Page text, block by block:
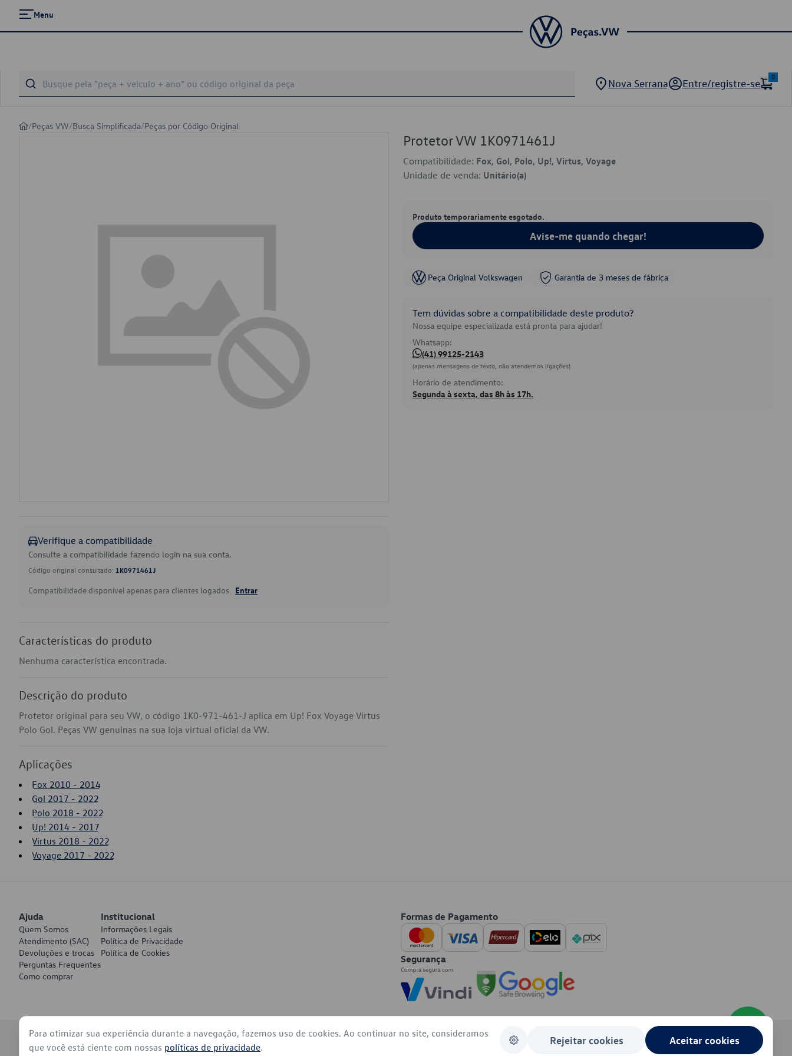
Menu
Nova Serrana Entre/registre-se
0
/Peças VW/Busca Simplificada/Peças por Código Original
Verifique a compatibilidade
Consulte a compatibilidade fazendo login na sua conta.
Código original consultado: 1K0971461J
Compatibilidade disponível apenas para clientes logados. Entrar
Características do produto
Nenhuma característica encontrada.
Descrição do produto
Protetor original para seu VW, o código 1K0-971-461-J aplica em Up! Fox Voyage Virtus
Polo Gol. Peças VW genuínas na sua loja virtual oficial da VW.
Aplicações
Fox 2010 - 2014
Gol 2017 - 2022
Polo 2018 - 2022
Up! 2014 - 2017
Virtus 2018 - 2022
Voyage 2017 - 2022
Protetor VW 1K0971461J
Compatibilidade: Fox, Gol, Polo, Up!, Virtus, Voyage
Unidade de venda: Unitário(a)
Produto temporariamente esgotado.
Avise-me quando chegar!
Peça Original Volkswagen Garantia de 3 meses de fábrica
Tem dúvidas sobre a compatibilidade deste produto?
Nossa equipe especializada está pronta para ajudar!
Whatsapp:
(41) 99125-2143
(apenas mensagens de texto, não atendemos ligações)
Horário de atendimento:
Segunda à sexta, das 8h às 17h.
Ajuda
Quem Somos
Atendimento (SAC)
Devoluções e trocas
Perguntas Frequentes
Como comprar
Institucional
Informações Legais
Política de Privacidade
Política de Cookies
Formas de Pagamento
Segurança
© 2026 - Volkswagen do Brasil - Todos os direitos reservados
Para otimizar sua experiência durante a navegação, fazemos uso de cookies. Ao continuar no site, consideramos
que você está ciente com nossas políticas de privacidade.
Rejeitar cookies Aceitar cookies